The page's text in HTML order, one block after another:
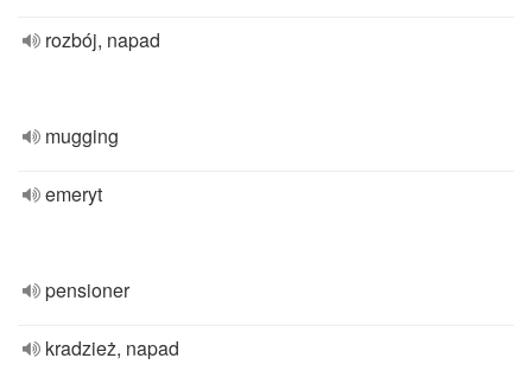
rozbój, napad
mugging
emeryt
pensioner
kradzież, napad